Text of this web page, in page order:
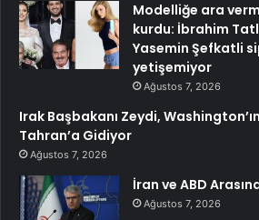
Modelliğe ara
kurdu: İbrahim
Yasemin Şefkatli
yetişemiyor
Ağustos 7, 2026
Irak Başbakanı Zeydi,
Tahran’a Gidiyor
Ağustos 7, 2026
İran ve ABD
Ağustos 7, 2026